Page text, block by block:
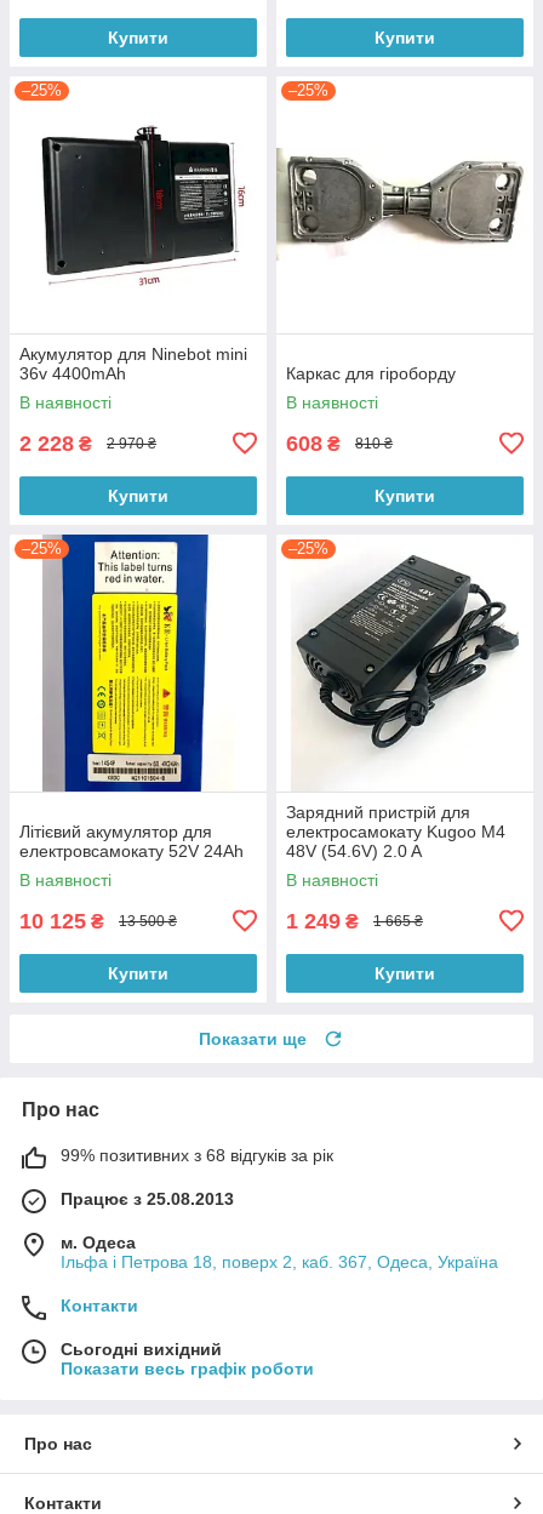
Купити Купити
–25%
Акумулятор для Ninebot mini
36v 4400mAh
В наявності
2 228 ₴ 2 970 ₴
Купити
–25%
Каркас для гіроборду
В наявності
608 ₴ 810 ₴
Купити
–25%
Літієвий акумулятор для
електровсамокату 52V 24Ah
В наявності
10 125 ₴ 13 500 ₴
Купити
–25%
Зарядний пристрій для
електросамокату Kugoo M4
48V (54.6V) 2.0 A
В наявності
1 249 ₴ 1 665 ₴
Купити
Показати ще
Про нас
99% позитивних з 68 відгуків за рік
Працює з 25.08.2013
м. Одеса
Ільфа і Петрова 18, поверх 2, каб. 367, Одеса, Україна
Контакти
Сьогодні вихідний
Показати весь графік роботи
Про нас
Контакти